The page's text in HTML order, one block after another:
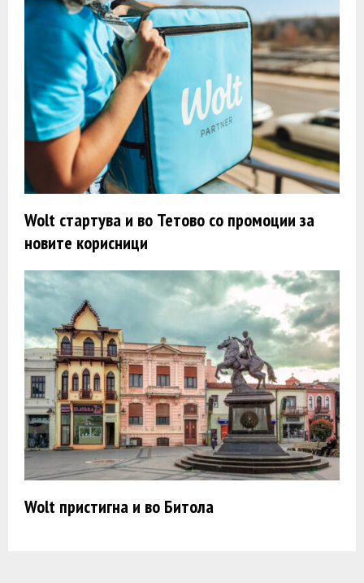
Wolt стартува и во Тетово со промоции за
новите корисници
Wolt пристигна и во Битола